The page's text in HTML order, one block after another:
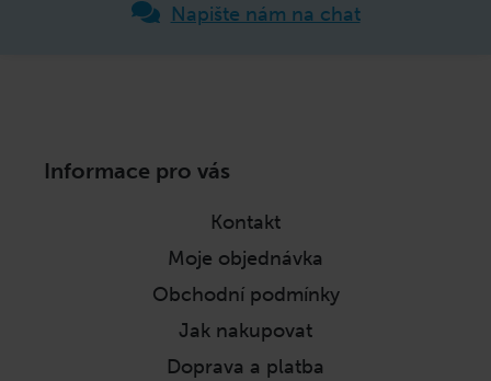
Napište nám na chat
Informace pro vás
Kontakt
Moje objednávka
Obchodní podmínky
Jak nakupovat
Doprava a platba